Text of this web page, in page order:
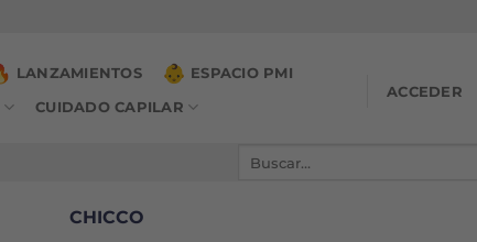
LANZAMIENTOS ESPACIO PMI
CUIDADO CAPILAR
ACCEDER
CHICCO